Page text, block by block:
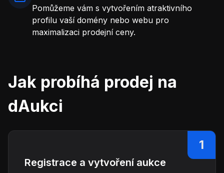
Pomůžeme vám s vytvořením atraktivního
profilu vaší domény nebo webu pro
maximalizaci prodejní ceny.
Jak probíhá prodej na
dAukci
1
Registrace a vytvoření aukce